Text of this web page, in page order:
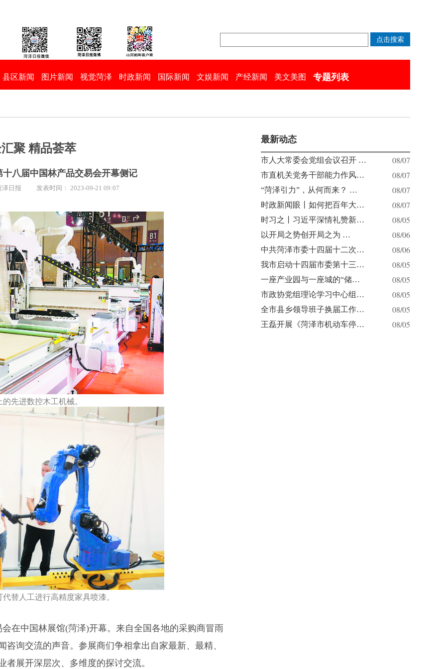
县区新闻 图片新闻 视觉菏泽 时政新闻 国际新闻 文娱新闻 产经新闻 美文美图 专题列表
聚 精品荟萃
八届中国林产品交易会开幕侧记
泽日报 发表时间： 2023-09-21 09:07
先进数控木工机械。
替人工进行高精度家具喷漆。
在中国林展馆(菏泽)开幕。来自全国各地的采购商冒雨
询交流的声音。参展商们争相拿出自家最新、最精、
展开深层次、多维度的探讨交流。
最新动态
市人大常委会党组会议召开 … 08/07
市直机关党务干部能力作风… 08/07
“菏泽引力”，从何而来？ … 08/07
时政新闻眼丨如何把百年大… 08/07
时习之丨习近平深情礼赞新… 08/05
以开局之势创开局之为 … 08/06
中共菏泽市委十四届十二次… 08/06
我市启动十四届市委第十三… 08/05
一座产业园与一座城的“储… 08/05
市政协党组理论学习中心组… 08/05
全市县乡领导班子换届工作… 08/05
王磊开展《菏泽市机动车停… 08/05